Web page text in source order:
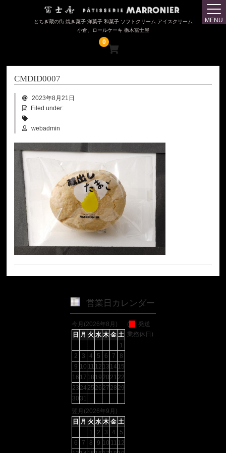
とちぎ蔵の街 焼き菓子 洋菓子 和菓子 ソフトクリーム アイスクリーム
小倉、ロールケーキ 栃木冨士屋
0
MENU
トップページ
冨士屋（じまんやき・大盛小倉アイス）
マロニエ（ロールケーキ・蔵出したまご）
CMDID0007
2023年8月21日
Filed under:
webadmin
営業日カレンダー
今月(2026年8月)
日 月 火 水 木 金 土
1
2
3 4 5 6 7
8
9 10 11 12 13 14 15
16 17 18 19 20 21 22
23 24 25 26 27 28 29
30 31
翌月(2026年9月)
日 月 火 水 木 金 土
1
2 3 4
5
6
7 8 9 10 11 12
(
発送
業務休日)